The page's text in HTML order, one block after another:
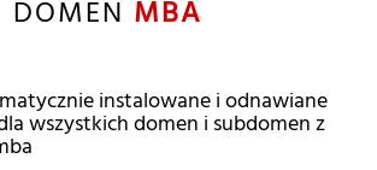
DOMEN MBA
instalowane i odnawiane
wszystkich domen i subdomen z